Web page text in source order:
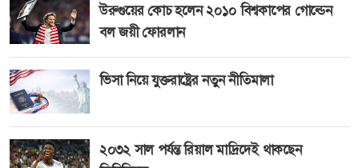
উরুগুয়ের কোচ হলেন ২০১০ বিশ্বকাপের গোল্ডেন
বল জয়ী ফোরলান
ভিসা নিয়ে যুক্তরাষ্ট্রের নতুন নীতিমালা
২০৩২ সাল পর্যন্ত রিয়াল মাদ্রিদেই থাকছেন